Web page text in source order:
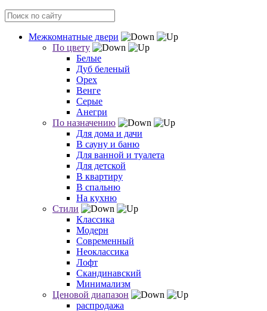
Межкомнатные двери
По цвету
Белые
Дуб беленый
Орех
Венге
Серые
Анегри
По назначению
Для дома и дачи
В сауну и баню
Для ванной и туалета
Для детской
В квартиру
В спальню
На кухню
Стили
Классика
Модерн
Современный
Неоклассика
Лофт
Скандинавский
Минимализм
Ценовой диапазон
распродажа